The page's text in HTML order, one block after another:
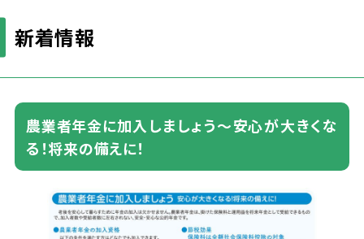
新着情報
農業者年金に加入 しましょう～安心が大きくな
る！将来の備えに！